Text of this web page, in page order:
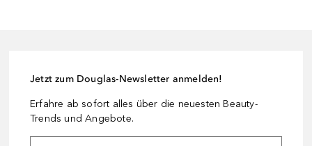
Jetzt zum Douglas-Newsletter anmelden!
Erfahre ab sofort alles über die neuesten Beauty-
Trends und Angebote.